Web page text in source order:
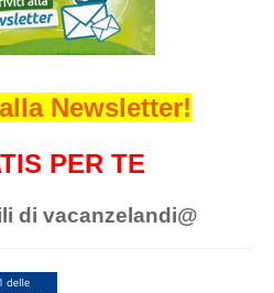
Newsletter!
PER TE
di vacanzelandi@